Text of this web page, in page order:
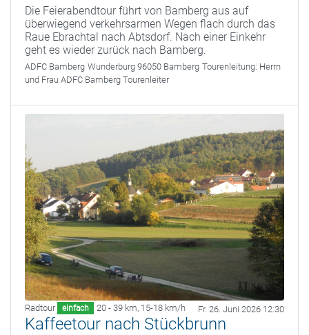
Die Feierabendtour führt von Bamberg aus auf
überwiegend verkehrsarmen Wegen flach durch das
Raue Ebrachtal nach Abtsdorf. Nach einer Einkehr
geht es wieder zurück nach Bamberg.
ADFC Bamberg Wunderburg 96050 Bamberg Tourenleitung: Herrn
und Frau ADFC Bamberg Tourenleiter
Radtour einfach 20 - 39 km, 15-18 km/h Fr. 26. Juni 2026 12:30
Kaffeetour nach Stückbrunn